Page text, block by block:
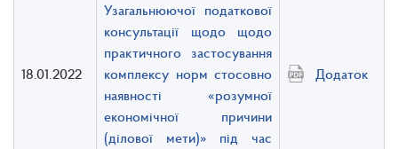
18.01.2022
Узагальнюючої податкової
консультації щодо щодо
практичного застосування
комплексу норм стосовно
наявності «розумної
економічної причини
(ділової мети)» під час
Додаток